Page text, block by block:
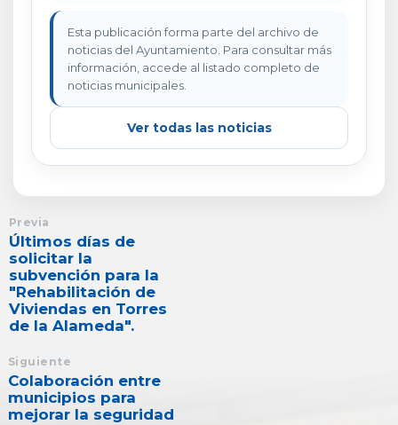
Esta publicación forma parte del archivo de
noticias del Ayuntamiento. Para consultar más
información, accede al listado completo de
noticias municipales.
Ver todas las noticias
Previa
Últimos días de
solicitar la
subvención para la
"Rehabilitación de
Viviendas en Torres
de la Alameda".
Siguiente
Colaboración entre
municipios para
mejorar la seguridad